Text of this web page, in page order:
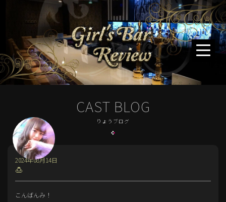
CAST BLOG
りょうブログ
🍮
2024年08月14日
こんばんみ！